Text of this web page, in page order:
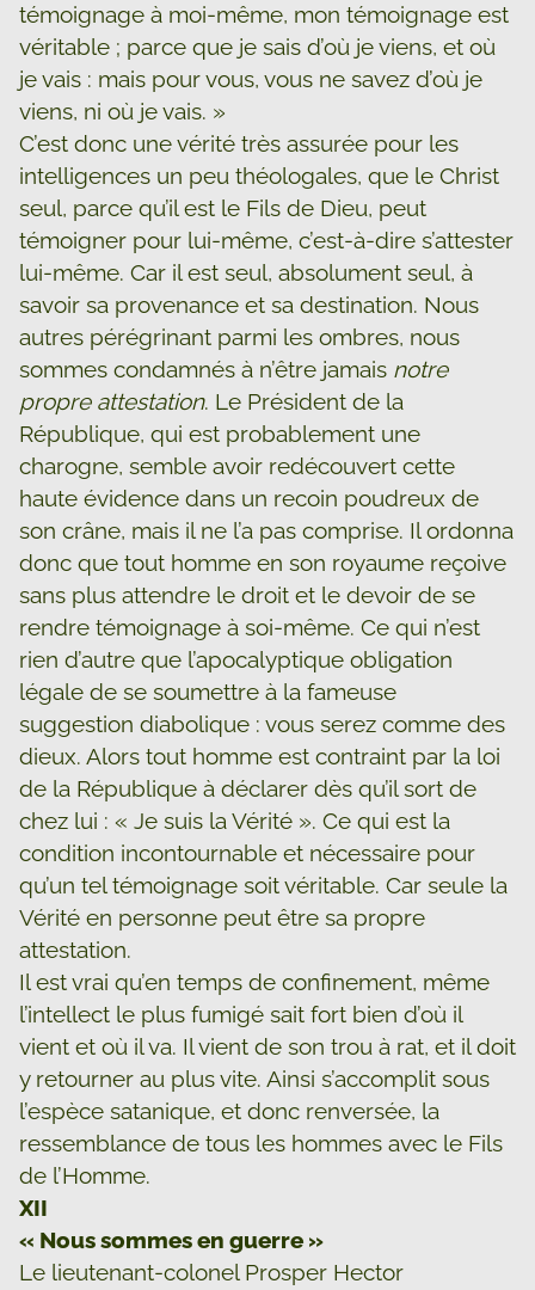
témoignage à moi-même, mon témoignage est
véritable ; parce que je sais d’où je viens, et où
je vais : mais pour vous, vous ne savez d’où je
viens, ni où je vais. »
C’est donc une vérité très assurée pour les
intelligences un peu théologales, que le Christ
seul, parce qu’il est le Fils de Dieu, peut
témoigner pour lui-même, c’est-à-dire s’attester
lui-même. Car il est seul, absolument seul, à
savoir sa provenance et sa destination. Nous
autres pérégrinant parmi les ombres, nous
sommes condamnés à n’être jamais notre
propre attestation. Le Président de la
République, qui est probablement une
charogne, semble avoir redécouvert cette
haute évidence dans un recoin poudreux de
son crâne, mais il ne l’a pas comprise. Il ordonna
donc que tout homme en son royaume reçoive
sans plus attendre le droit et le devoir de se
rendre témoignage à soi-même. Ce qui n’est
rien d’autre que l’apocalyptique obligation
légale de se soumettre à la fameuse
suggestion diabolique : vous serez comme des
dieux. Alors tout homme est contraint par la loi
de la République à déclarer dès qu’il sort de
chez lui : « Je suis la Vérité ». Ce qui est la
condition incontournable et nécessaire pour
qu’un tel témoignage soit véritable. Car seule la
Vérité en personne peut être sa propre
attestation.
Il est vrai qu’en temps de confinement, même
l’intellect le plus fumigé sait fort bien d’où il
vient et où il va. Il vient de son trou à rat, et il doit
y retourner au plus vite. Ainsi s’accomplit sous
l’espèce satanique, et donc renversée, la
ressemblance de tous les hommes avec le Fils
de l’Homme.
XII
« Nous sommes en guerre »
Le lieutenant-colonel Prosper Hector